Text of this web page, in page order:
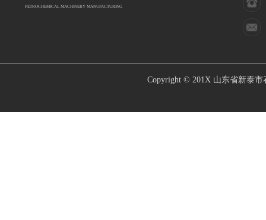
Copyright © 201X 山东省新泰市
PETROCHEMICAL MACHINERY MANUFACTURING